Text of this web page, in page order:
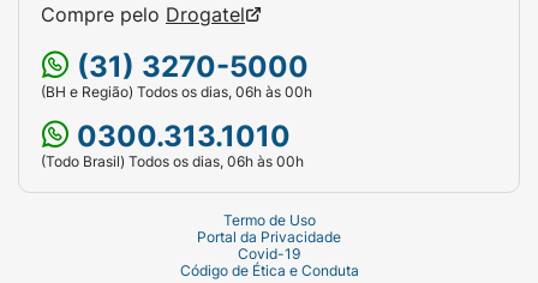
Compre pelo Drogatel
(31) 3270-5000
(BH e Região) Todos os dias, 06h às 00h
0300.313.1010
(Todo Brasil) Todos os dias, 06h às 00h
Termo de Uso
Portal da Privacidade
Covid-19
Código de Ética e Conduta